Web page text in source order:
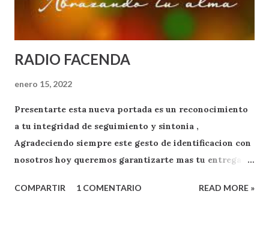
RADIO FACENDA
enero 15, 2022
Presentarte esta nueva portada es un reconocimiento
a tu integridad de seguimiento y sintonia ,
Agradeciendo siempre este gesto de identificacion con
nosotros hoy queremos garantizarte mas tu entrega
.
COMPARTIR 1 COMENTARIO READ MORE »